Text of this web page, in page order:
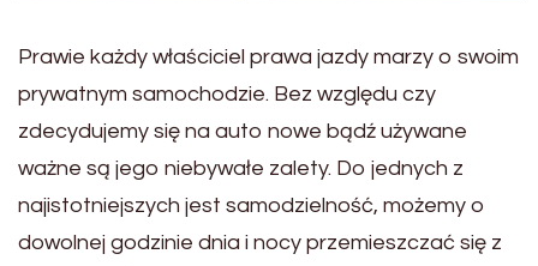
Prawie każdy właściciel prawa jazdy marzy o swoim
prywatnym samochodzie. Bez względu czy
zdecydujemy się na auto nowe bądź używane
ważne są jego niebywałe zalety. Do jednych z
najistotniejszych jest samodzielność, możemy o
dowolnej godzinie dnia i nocy przemieszczać się z